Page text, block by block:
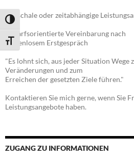
UMSCHALTEN AUF HOHE
SCHRIFT VERGRÖSSERN
Pauschale oder zeitabhängige
Bedarfsorientierte Vereinbarung nach
kostenlosem Erstgespräch
"Es lohnt sich, aus jeder Situation Wege
Veränderungen und zum
Erreichen der gesetzten Ziele führen."
Kontaktieren Sie mich gerne, wenn Sie
Leistungsangebote haben.
ZUGANG ZU INFORMATIONEN